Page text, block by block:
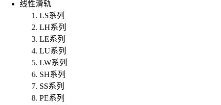
线性滑轨
LS系列
LH系列
LE系列
LU系列
LW系列
SH系列
SS系列
PE系列